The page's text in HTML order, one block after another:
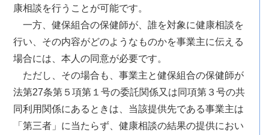
康相談を行うことが可能です。
一方、健保組合の保健師が、誰を対象に健康相談を
行い、その内容がどのようなものかを事業主に伝える
場合には、本人の同意が必要です。
ただし、その場合も、事業主と健保組合の保健師が
法第27条第５項第１号の委託関係又は同項第３号の共
同利用関係にあるときは、当該提供先である事業主は
「第三者」に当たらず、健康相談の結果の提供におい